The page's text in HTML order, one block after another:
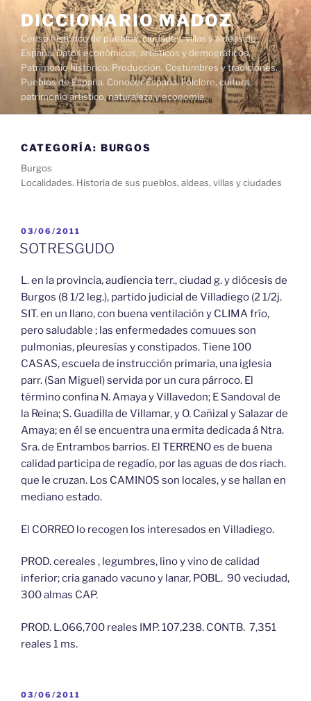
contenido
DICCIONARIO MADOZ
Censo histórico de pueblos, ciudades, villas y aldeas de
España. Datos económicos, artísticos y demográficos.
Patrimonio histórico. Producción. Costumbres y tradiciones.
Pueblos de España. Conocer España. Folclore, cultura,
patrimonio artístico, naturaleza y economía.
CATEGORÍA: BURGOS
Burgos
Localidades. Historia de sus pueblos, aldeas, villas y ciudades
PUBLICADO
EL
03/06/2011
SOTRESGUDO
L. en la provincia, audiencia terr., ciudad g. y diócesis de
Burgos (8 1/2 leg.), partido judicial de Villadiego (2 1/2j.
SIT. en un llano, con buena ventilación y CLIMA frío,
pero saludable ; las enfermedades comuues son
pulmonias, pleuresías y constipados. Tiene 100
CASAS, escuela de instrucción primaria, una iglesia
parr. (San Miguel) servida por un cura párroco. El
término confina N. Amaya y Villavedon; E Sandoval de
la Reina; S. Guadilla de Villamar, y O. Cañizal y Salazar de
Amaya; en él se encuentra una ermita dedicada á Ntra.
Sra. de Entrambos barrios. El TERRENO es de buena
calidad participa de regadío, por las aguas de dos riach.
que le cruzan. Los CAMINOS son locales, y se hallan en
mediano estado.
El CORREO lo recogen los interesados en Villadiego.
PROD. cereales , legumbres, lino y vino de calidad
inferior; cria ganado vacuno y lanar, POBL. 90 veciudad,
300 almas CAP.
PROD. L.066,700 reales IMP. 107,238. CONTB. 7,351
reales 1 ms.
PUBLICADO
03/06/2011